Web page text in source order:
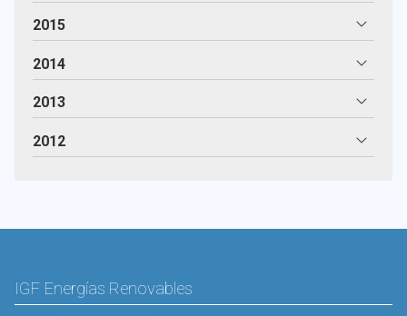
2015
2014
2013
2012
IGF Energías Renovables